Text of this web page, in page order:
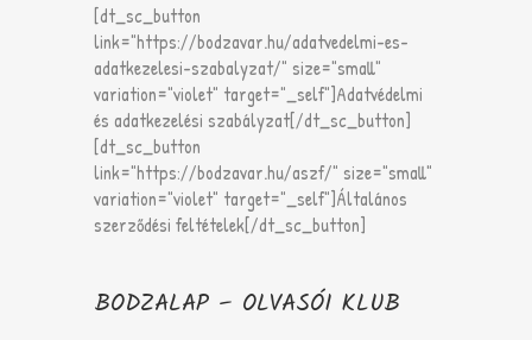
[dt_sc_button
link="https://bodzavar.hu/adatvedelmi-es-
adatkezelesi-szabalyzat/" size="small"
variation="violet" target="_self"]Adatvédelmi
és adatkezelési szabályzat[/dt_sc_button]
[dt_sc_button
link="https://bodzavar.hu/aszf/" size="small"
variation="violet" target="_self"]Általános
szerződési feltételek[/dt_sc_button]
BODZALAP – OLVASÓI KLUB